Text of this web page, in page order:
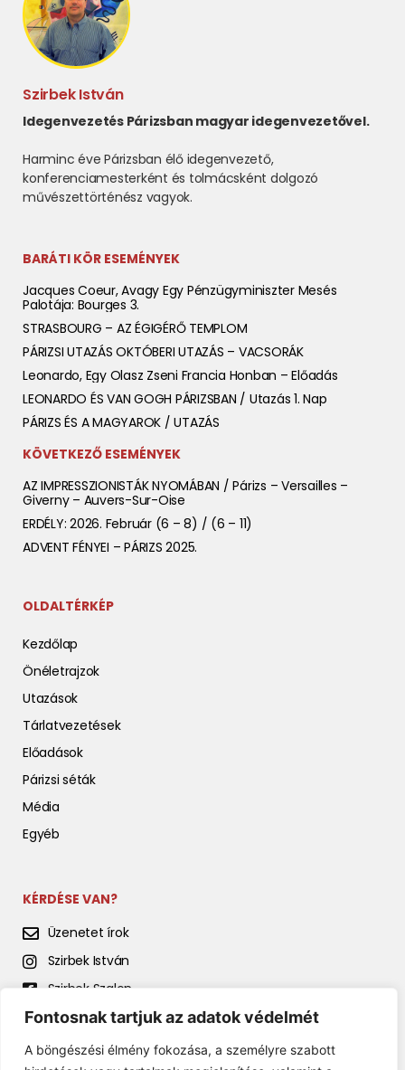
Fontosnak tartjuk az adatok védelmét
A böngészési élmény fokozása, a személyre szabott
Szirbek István
Idegenvezetés Párizsban magyar idegenvezetővel.
Harminc éve Párizsban élő idegenvezető,
konferenciamesterként és tolmácsként dolgozó
művészettörténész vagyok.
BARÁTI KÖR ESEMÉNYEK
Jacques Coeur, Avagy Egy Pénzügyminiszter Mesés
Palotája: Bourges 3.
STRASBOURG – AZ ÉGIGÉRŐ TEMPLOM
PÁRIZSI UTAZÁS OKTÓBERI UTAZÁS – VACSORÁK
Leonardo, Egy Olasz Zseni Francia Honban – Előadás
LEONARDO ÉS VAN GOGH PÁRIZSBAN / Utazás 1. Nap
PÁRIZS ÉS A MAGYAROK / UTAZÁS
KÖVETKEZŐ ESEMÉNYEK
AZ IMPRESSZIONISTÁK NYOMÁBAN / Párizs – Versailles –
Giverny – Auvers-Sur-Oise
ERDÉLY: 2026. Február (6 – 8) / (6 – 11)
ADVENT FÉNYEI – PÁRIZS 2025.
OLDALTÉRKÉP
Kezdőlap
Önéletrajzok
Utazások
Tárlatvezetések
Előadások
Párizsi séták
Média
Egyéb
KÉRDÉSE VAN?
Üzenetet írok
Szirbek István
Szirbek Szalon
Szirbek István előadásai